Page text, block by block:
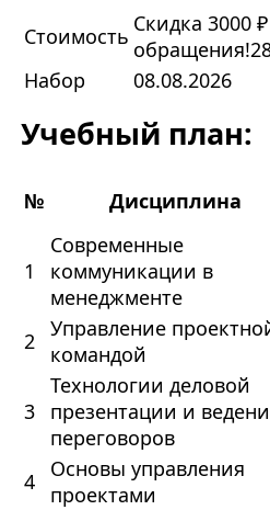
Стоимость Скидка 3000
обращения!
Набор
08.08.2026
Учебный план:
№ Дисциплина
1
Современные
коммуникации в
менеджменте
2 Управление
командой
3
Технологии деловой
презентации и
переговоров
4
Основы управления
проектами